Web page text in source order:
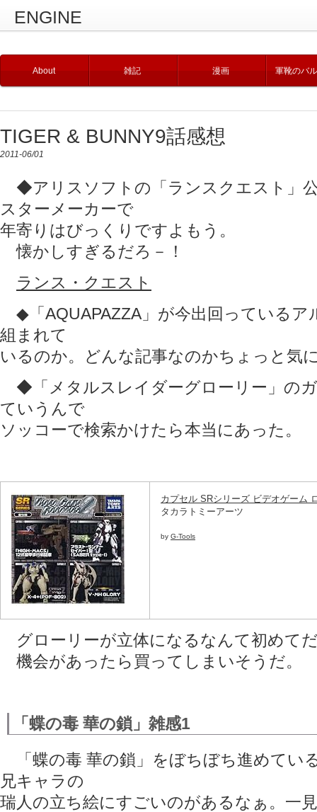
ENGINE
About 雑記 漫画 軍靴のバ
TIGER & BUNNY9話感想
2011-06/01
◆アリスソフトの「ランスクエスト」
スターメーカーで
年寄りはびっくりですよもう。
懐かしすぎるだろ－！
ランス・クエスト
◆「AQUAPAZZA」が今出回っているア
組まれて
いるのか。どんな記事なのかちょっと気
◆「メタルスレイダーグローリー」の
ていうんで
ソッコーで検索かけたら本当にあった。
カプセル SRシリーズ ビデオゲーム
タカラトミーアーツ
by G-Tools
グローリーが立体になるなんて初めて
機会があったら買ってしまいそうだ。
「蝶の毒 華の鎖」雑感1
「蝶の毒 華の鎖」をぼちぼち進めてい
兄キャラの
瑞人の立ち絵にすごいのがあるなぁ。一